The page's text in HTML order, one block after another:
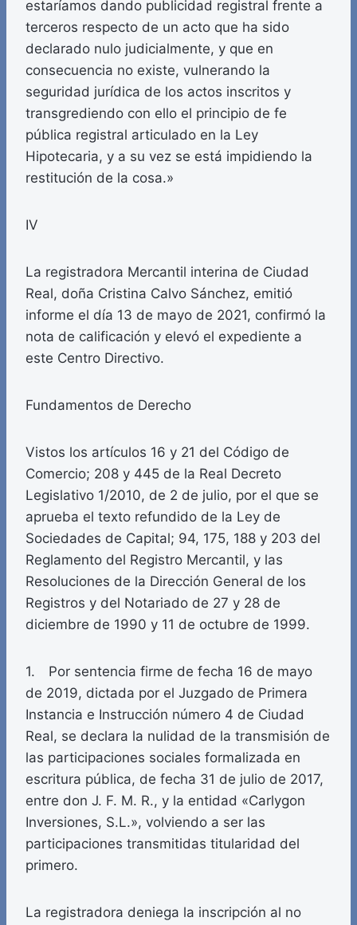
estaríamos dando publicidad registral frente a
terceros respecto de un acto que ha sido
declarado nulo judicialmente, y que en
consecuencia no existe, vulnerando la
seguridad jurídica de los actos inscritos y
transgrediendo con ello el principio de fe
pública registral articulado en la Ley
Hipotecaria, y a su vez se está impidiendo la
restitución de la cosa.»
IV
La registradora Mercantil interina de Ciudad
Real, doña Cristina Calvo Sánchez, emitió
informe el día 13 de mayo de 2021, confirmó la
nota de calificación y elevó el expediente a
este Centro Directivo.
Fundamentos de Derecho
Vistos los artículos 16 y 21 del Código de
Comercio; 208 y 445 de la Real Decreto
Legislativo 1/2010, de 2 de julio, por el que se
aprueba el texto refundido de la Ley de
Sociedades de Capital; 94, 175, 188 y 203 del
Reglamento del Registro Mercantil, y las
Resoluciones de la Dirección General de los
Registros y del Notariado de 27 y 28 de
diciembre de 1990 y 11 de octubre de 1999.
1. Por sentencia firme de fecha 16 de mayo
de 2019, dictada por el Juzgado de Primera
Instancia e Instrucción número 4 de Ciudad
Real, se declara la nulidad de la transmisión de
las participaciones sociales formalizada en
escritura pública, de fecha 31 de julio de 2017,
entre don J. F. M. R., y la entidad «Carlygon
Inversiones, S.L.», volviendo a ser las
participaciones transmitidas titularidad del
primero.
La registradora deniega la inscripción al no